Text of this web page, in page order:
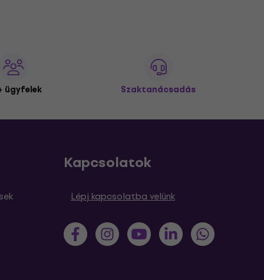
ügyfelek Szaktanácsadás
Kapcsolatok
Lépj kapcsolatba velünk